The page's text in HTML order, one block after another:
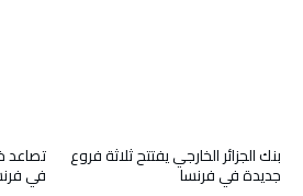
تصاعد
في
بنك الجزائر الخارجي يفتتح ثلاثة فروع
جديدة في فرنسا